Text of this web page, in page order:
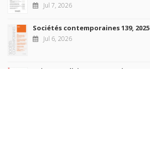
Jul 7, 2026
Sociétés contemporaines 139, 2025
Jul 6, 2026
Raisons politiques 102, mai 2026